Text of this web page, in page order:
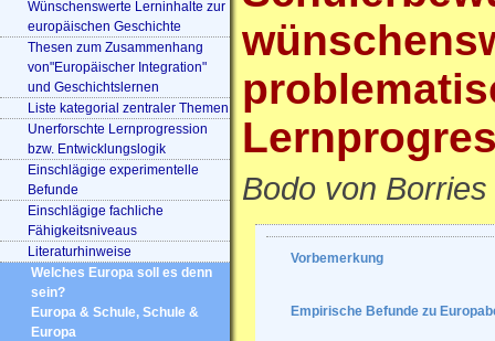
Wünschenswerte Lerninhalte zur
europäischen Geschichte
Thesen zum Zusammenhang
von"Europäischer Integration"
und Geschichtslernen
Liste kategorial zentraler Themen
Unerforschte Lernprogression
bzw. Entwicklungslogik
Einschlägige experimentelle
Befunde
Einschlägige fachliche
Fähigkeitsniveaus
Literaturhinweise
Welches Europa soll es denn
sein?
Europa & Schule, Schule &
Europa
Bodo von Borries
Vorbemerkung
Empirische Befunde zu